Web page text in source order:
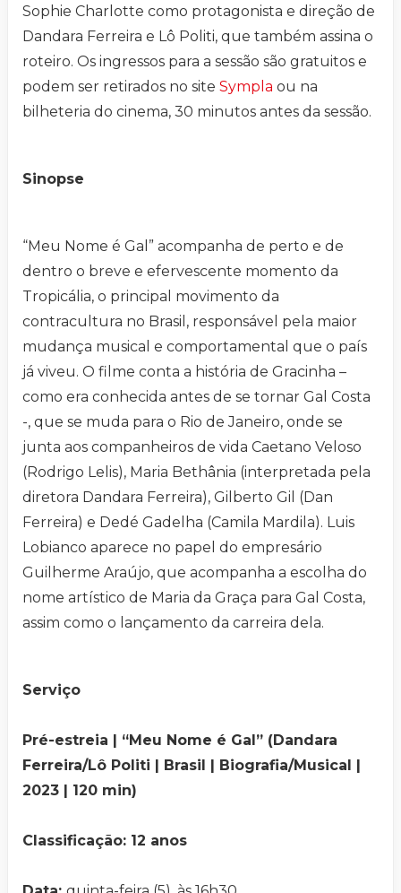
Sophie Charlotte como protagonista e direção de
Dandara Ferreira e Lô Politi, que também assina o
roteiro. Os ingressos para a sessão são gratuitos e
podem ser retirados no site Sympla ou na
bilheteria do cinema, 30 minutos antes da sessão.
Sinopse
“Meu Nome é Gal” acompanha de perto e de
dentro o breve e efervescente momento da
Tropicália, o principal movimento da
contracultura no Brasil, responsável pela maior
mudança musical e comportamental que o país
já viveu. O filme conta a história de Gracinha –
como era conhecida antes de se tornar Gal Costa
-, que se muda para o Rio de Janeiro, onde se
junta aos companheiros de vida Caetano Veloso
(Rodrigo Lelis), Maria Bethânia (interpretada pela
diretora Dandara Ferreira), Gilberto Gil (Dan
Ferreira) e Dedé Gadelha (Camila Mardila). Luis
Lobianco aparece no papel do empresário
Guilherme Araújo, que acompanha a escolha do
nome artístico de Maria da Graça para Gal Costa,
assim como o lançamento da carreira dela.
Serviço
Pré-estreia | “Meu Nome é Gal” (Dandara
Ferreira/Lô Politi | Brasil | Biografia/Musical |
2023 | 120 min)
Classificação: 12 anos